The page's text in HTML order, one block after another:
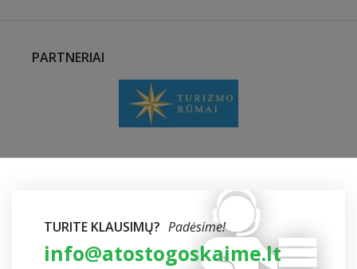
PARTNERIAI
TURITE KLAUSIMŲ? Padėsime!
info@atostogoskaime.lt